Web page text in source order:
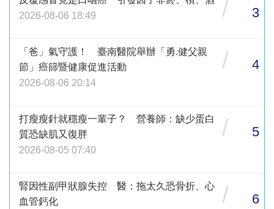
2026-08-06 18:49
/ 3
「爸」氣守護！ 臺南醫院舉辦「勇.健父親
節」癌篩暨健康促進活動
2026-08-06 20:14
/ 4
打瘦瘦針就穩瘦一輩子？ 營養師：缺少蛋白
質恐缺肌又復胖
2026-08-05 07:40
/ 5
腎因性副甲狀腺失控 醫：拖太久恐骨折、心
血管鈣化
/ 6